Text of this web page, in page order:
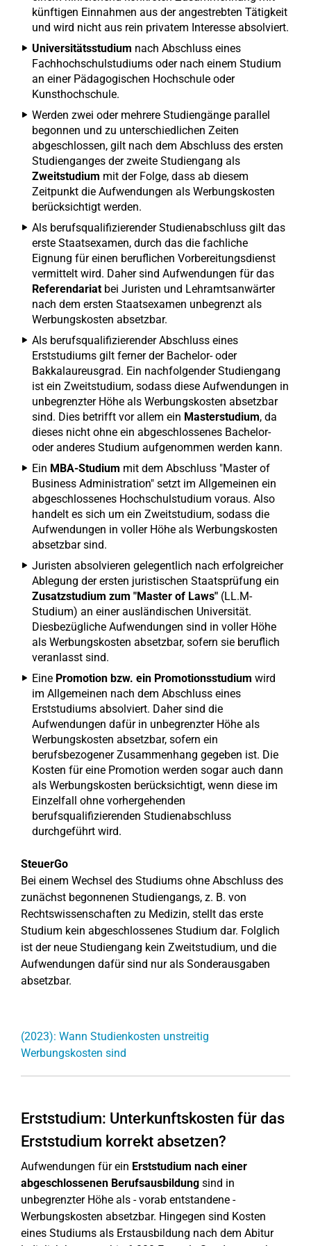
künftigen Einnahmen aus der angestrebten Tätigkeit
und wird nicht aus rein privatem Interesse absolviert.
Universitätsstudium nach Abschluss eines
Fachhochschulstudiums oder nach einem Studium
an einer Pädagogischen Hochschule oder
Kunsthochschule.
Werden zwei oder mehrere Studiengänge parallel
begonnen und zu unterschiedlichen Zeiten
abgeschlossen, gilt nach dem Abschluss des ersten
Studienganges der zweite Studiengang als
Zweitstudium mit der Folge, dass ab diesem
Zeitpunkt die Aufwendungen als Werbungskosten
berücksichtigt werden.
Als berufsqualifizierender Studienabschluss gilt das
erste Staatsexamen, durch das die fachliche
Eignung für einen beruflichen Vorbereitungsdienst
vermittelt wird. Daher sind Aufwendungen für das
Referendariatbei Juristen und Lehramtsanwärter
nach dem ersten Staatsexamen unbegrenzt als
Werbungskosten absetzbar.
Als berufsqualifizierender Abschluss eines
Erststudiums gilt ferner der Bachelor- oder
Bakkalaureusgrad. Ein nachfolgender Studiengang
ist ein Zweitstudium, sodass diese Aufwendungen in
unbegrenzter Höhe als Werbungskosten absetzbar
sind. Dies betrifft vor allem ein Masterstudium, da
dieses nicht ohne ein abgeschlossenes Bachelor-
oder anderes Studium aufgenommen werden kann.
Ein MBA-Studium mit dem Abschluss "Master of
Business Administration" setzt im Allgemeinen ein
abgeschlossenes Hochschulstudium voraus. Also
handelt es sich um ein Zweitstudium, sodass die
Aufwendungen in voller Höhe als Werbungskosten
absetzbar sind.
Juristen absolvieren gelegentlich nach erfolgreicher
Ablegung der ersten juristischen Staatsprüfung ein
Zusatzstudium zum "Master of Laws" (LL.M-
Studium) an einer ausländischen Universität.
Diesbezügliche Aufwendungen sind in voller Höhe
als Werbungskosten absetzbar, sofern sie beruflich
veranlasst sind.
Eine Promotion bzw. ein Promotionsstudium wird
im Allgemeinen nach dem Abschluss eines
Erststudiums absolviert. Daher sind die
Aufwendungen dafür in unbegrenzter Höhe als
Werbungskosten absetzbar, sofern ein
berufsbezogener Zusammenhang gegeben ist. Die
Kosten für eine Promotion werden sogar auch dann
als Werbungskosten berücksichtigt, wenn diese im
Einzelfall ohne vorhergehenden
berufsqualifizierenden Studienabschluss
durchgeführt wird.
SteuerGo
Bei einem Wechsel des Studiums ohne Abschluss des
zunächst begonnenen Studiengangs, z. B. von
Rechtswissenschaften zu Medizin, stellt das erste
Studium kein abgeschlossenes Studium dar. Folglich
ist der neue Studiengang kein Zweitstudium, und die
Aufwendungen dafür sind nur als Sonderausgaben
absetzbar.
(2023): Wann Studienkosten unstreitig
Werbungskosten sind
Erststudium: Unterkunftskosten für das
Erststudium korrekt absetzen?
Aufwendungen für ein Erststudium nach einer
abgeschlossenen Berufsausbildung sind in
unbegrenzter Höhe als - vorab entstandene -
Werbungskosten absetzbar. Hingegen sind Kosten
eines Studiums als Erstausbildung nach dem Abitur